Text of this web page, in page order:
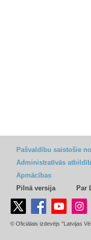
Pašvaldību saistošie
Administratīvās
Apmācības
Pilnā versija
Par
© Oficiālais izdevējs "Latvijas